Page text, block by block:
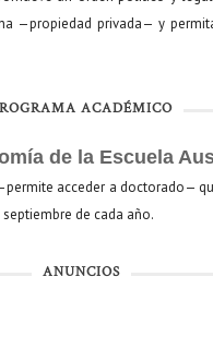
—propiedad privada— y
ACADÉMICO
de la Escuela
acceder a doctorado—
septiembre de cada año.
ANUNCIOS